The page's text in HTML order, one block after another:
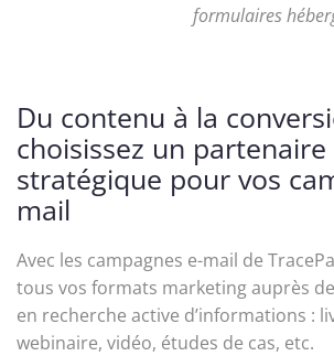
formulaires
Du contenu à la
choisissez un partenaire
stratégique pour vos
mail
Avec les campagnes e-mail de
tous vos formats marketing auprès
en recherche active d’informations :
webinaire, vidéo, études de cas, etc.